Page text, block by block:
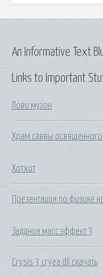
Links to Important
Лови музон
Храм саввы
Хотхит
Презентация по физике
Задания масс эффект 3
Crysis 3 cryea dll скачать
An Informative Text